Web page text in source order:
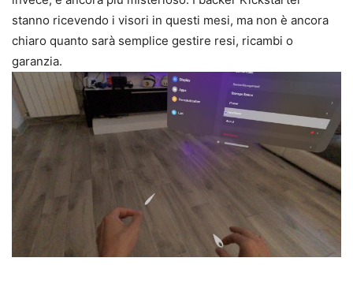
stanno ricevendo i visori in questi mesi, ma non è ancora
chiaro quanto sarà semplice gestire resi, ricambi o
garanzia.